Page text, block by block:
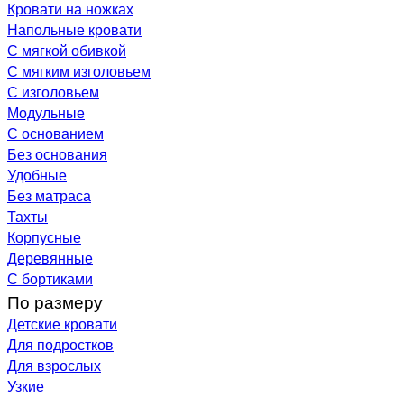
Кровати на ножках
Напольные кровати
С мягкой обивкой
С мягким изголовьем
С изголовьем
Модульные
С основанием
Без основания
Удобные
Без матраса
Тахты
Корпусные
Деревянные
С бортиками
По размеру
Детские кровати
Для подростков
Для взрослых
Узкие